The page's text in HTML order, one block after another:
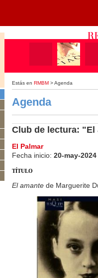
Estás en RMBM > Agenda
Agenda
Club de lectura: "El
El Palmar
Fecha inicio: 20-may-2024
TÍTULO
El amante de Marguerite